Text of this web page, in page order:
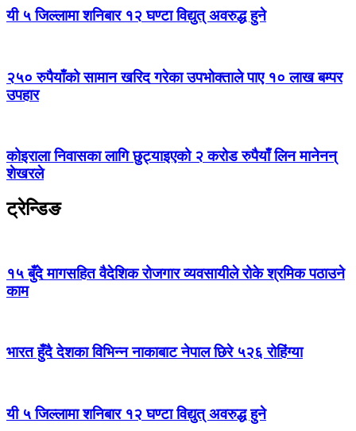
यी ५ जिल्लामा शनिबार १२ घण्टा विद्युत् अवरुद्ध हुने
२५० रुपैयाँको सामान खरिद गरेका उपभोक्ताले पाए १० लाख बम्पर
उपहार
कोइराला निवासका लागि छुट्याइएको २ करोड रुपैयाँ लिन मानेनन्
शेखरले
ट्रेन्डिङ
१५ बुँदे मागसहित वैदेशिक रोजगार व्यवसायीले रोके श्रमिक पठाउने
काम
भारत हुँदै देशका विभिन्न नाकाबाट नेपाल छिरे ५२६ रोहिंग्या
यी ५ जिल्लामा शनिबार १२ घण्टा विद्युत् अवरुद्ध हुने